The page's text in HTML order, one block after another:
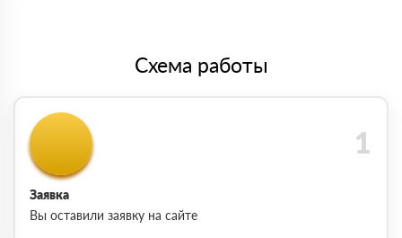
Схема работы
Заявка
Вы оставили заявку на сайте